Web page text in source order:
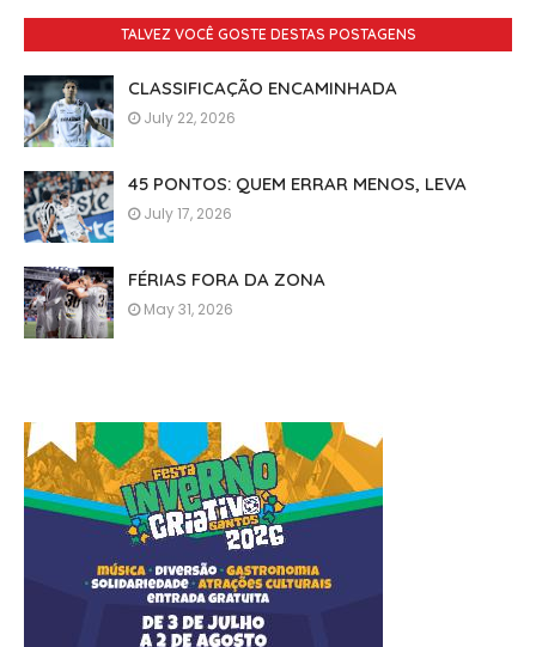
TALVEZ VOCÊ GOSTE DESTAS POSTAGENS
CLASSIFICAÇÃO ENCAMINHADA
July 22, 2026
45 PONTOS: QUEM ERRAR MENOS, LEVA
July 17, 2026
FÉRIAS FORA DA ZONA
May 31, 2026